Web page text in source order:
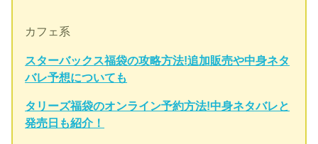
カフェ系
スターバックス福袋の攻略方法!追加販売や中身ネタ
バレ予想についても
タリーズ福袋のオンライン予約方法!中身ネタバレと
発売日も紹介！